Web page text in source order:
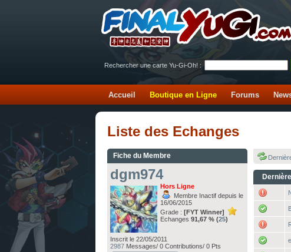
Rechercher une carte Yu-Gi-Oh! :
Accueil Boutique en Ligne Forums
Liste des Echanges
Fiche du Membre
dgm974
Hors Ligne
Membre Inactif depuis le
16/06/2015
Grade : [FYT Winner]
Echanges 91,67 % (25)
Inscrit le 22/05/2011
2987 Messages/ 0 Contributions/ 0 Pts